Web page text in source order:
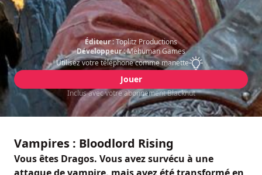
Éditeur :Toplitz Productions
Développeur :Mehuman Games
Utilisez votre téléphone comme manette
Jouer
Inclus avec votre abonnement Blacknut
Vampires : Bloodlord Rising
Vous êtes Dragos. Vous avez survécu à une